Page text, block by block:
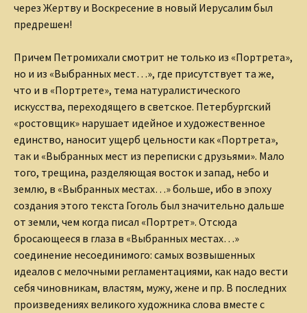
через Жертву и Воскресение в новый Иерусалим был
предрешен!
Причем Петромихали смотрит не только из «Портрета»,
но и из «Выбранных мест…», где присутствует та же,
что и в «Портрете», тема натуралистического
искусства, переходящего в светское. Петербургский
«ростовщик» нарушает идейное и художественное
единство, наносит ущерб цельности как «Портрета»,
так и «Выбранных мест из переписки с друзьями». Мало
того, трещина, разделяющая восток и запад, небо и
землю, в «Выбранных местах…» больше, ибо в эпоху
создания этого текста Гоголь был значительно дальше
от земли, чем когда писал «Портрет». Отсюда
бросающееся в глаза в «Выбранных местах…»
соединение несоединимого: самых возвышенных
идеалов с мелочными регламентациями, как надо вести
себя чиновникам, властям, мужу, жене и пр. В последних
произведениях великого художника слова вместе с